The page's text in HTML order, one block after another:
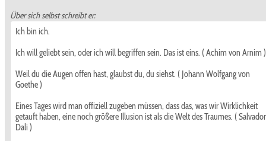
Über sich selbst schreibt er:
Ich bin ich.
Ich will geliebt sein, oder ich will begriffen sein. Das ist eins. ( Achim von Arnim )
Weil du die Augen offen hast, glaubst du, du siehst. ( Johann Wolfgang von
Goethe )
Eines Tages wird man offiziell zugeben müssen, dass das, was wir Wirklichkeit
getauft haben, eine noch größere Illusion ist als die Welt des Traumes. ( Salvador
Dali )